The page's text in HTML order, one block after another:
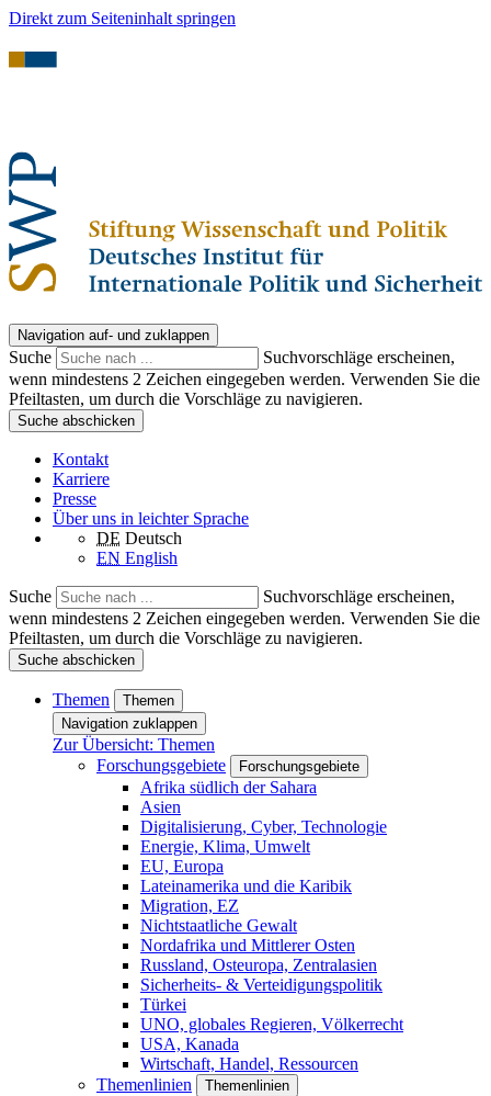
Direkt zum Seiteninhalt springen
Navigation auf- und zuklappen
Suche
Suchvorschläge erscheinen,
wenn mindestens 2 Zeichen eingegeben werden. Verwenden Sie die
Pfeiltasten, um durch die Vorschläge zu navigieren.
Suche abschicken
Kontakt
Karriere
Presse
Über uns in leichter Sprache
DE Deutsch
EN English
Suche
Suchvorschläge erscheinen,
wenn mindestens 2 Zeichen eingegeben werden. Verwenden Sie die
Pfeiltasten, um durch die Vorschläge zu navigieren.
Suche abschicken
Themen
Themen
Navigation zuklappen
Zur Übersicht: Themen
Forschungsgebiete
Forschungsgebiete
Afrika südlich der Sahara
Asien
Digitalisierung, Cyber, Technologie
Energie, Klima, Umwelt
EU, Europa
Lateinamerika und die Karibik
Migration, EZ
Nichtstaatliche Gewalt
Nordafrika und Mittlerer Osten
Russland, Osteuropa, Zentralasien
Sicherheits- & Verteidigungspolitik
Türkei
UNO, globales Regieren, Völkerrecht
USA, Kanada
Wirtschaft, Handel, Ressourcen
Themenlinien
Themenlinien